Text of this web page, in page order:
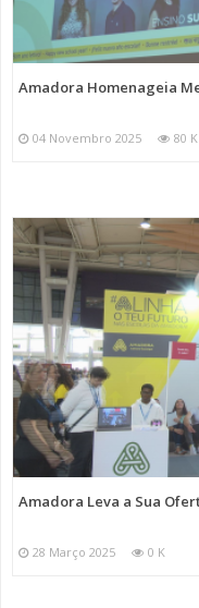
Amadora Homenageia
04 Novembro 2025 80 K
Amadora Leva a Sua
28 Março 2025 0 K